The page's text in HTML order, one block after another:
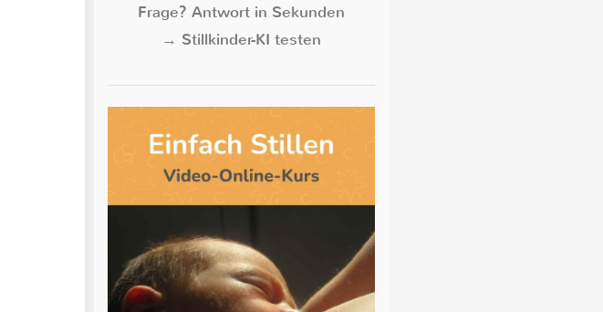
Frage? Antwort in Sekunden
→ Stillkinder-KI testen